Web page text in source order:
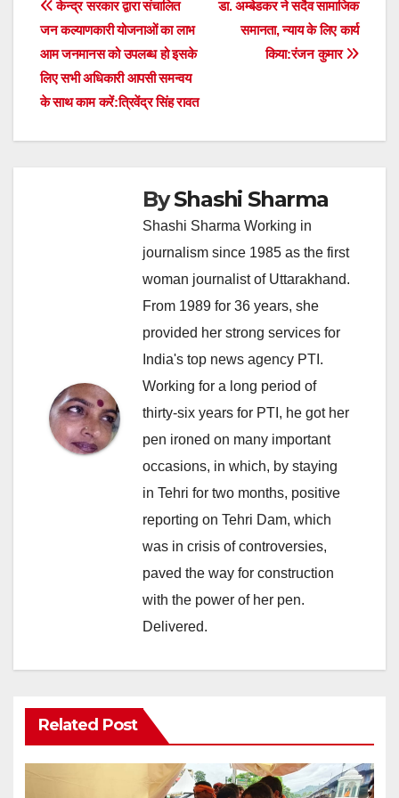
Post
navigation
डा. अम्बेडकर ने सदैव सामाजिक
समानता, न्याय के लिए कार्य
किया:रंजन कुमार
केन्द्र सरकार द्वारा संचालित
जन कल्याणकारी योजनाओं का लाभ
आम जनमानस को उपलब्ध हो इसके
लिए सभी अधिकारी आपसी समन्वय
के साथ काम करें:त्रिवेंद्र सिंह रावत
ByShashi Sharma
Shashi Sharma Working in
journalism since 1985 as the first
woman journalist of Uttarakhand.
From 1989 for 36 years, she
provided her strong services for
India's top news agency PTI.
Working for a long period of
thirty-six years for PTI, he got her
pen ironed on many important
occasions, in which, by staying
in Tehri for two months, positive
reporting on Tehri Dam, which
was in crisis of controversies,
paved the way for construction
with the power of her pen.
Delivered.
Related Post